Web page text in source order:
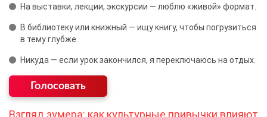
На выставки, лекции, экскурсии — люблю «живой» формат.
В библиотеку или книжный — ищу книгу, чтобы погрузиться
в тему глубже.
Никуда — если урок закончился, я переключаюсь на отдых.
Взгляд зумера: как культурные привычки влияют